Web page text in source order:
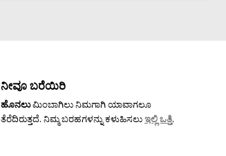
ನೀವೂ ಬರೆಯಿರಿ
ಹೊನಲುಮಿಂಬಾಗಿಲು ನಿಮಗಾಗಿ ಯಾವಾಗಲೂ
ತೆರೆದಿರುತ್ತದೆ. ನಿಮ್ಮ ಬರಹಗಳನ್ನು ಕಳುಹಿಸಲುಇಲ್ಲಿ ಒತ್ತಿ.